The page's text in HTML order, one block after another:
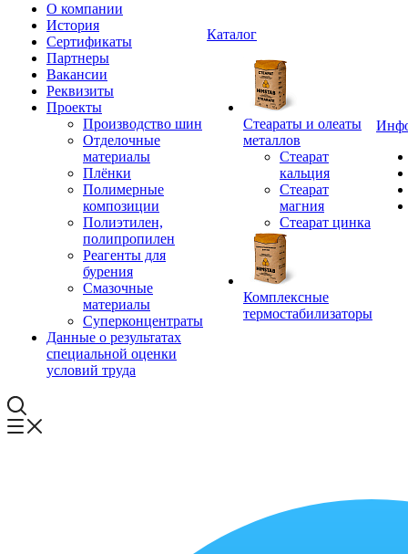
О компании
История
Сертификаты
Партнеры
Вакансии
Реквизиты
Проекты
Производство шин
Отделочные
материалы
Плёнки
Полимерные
композиции
Полиэтилен,
полипропилен
Реагенты для
бурения
Смазочные
материалы
Суперконцентраты
Данные о результатах
специальной оценки
условий труда
Каталог
Стеараты и олеаты
металлов
Стеарат
кальция
Стеарат
магния
Стеарат цинка
Комплексные
термостабилизаторы